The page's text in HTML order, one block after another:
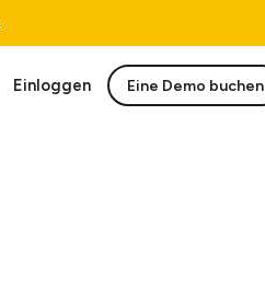
Einloggen Eine Demo buchen